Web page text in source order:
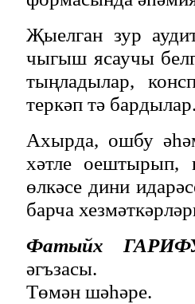
Җыелган зур
чыгыш ясаучы
тыңладылар,
теркәп тә бардылар.
Ахырда, ошбу
хәтле оештырып,
өлкәсе дини
барча
Фатыйх
әгъзасы.
Төмән шәһәре.